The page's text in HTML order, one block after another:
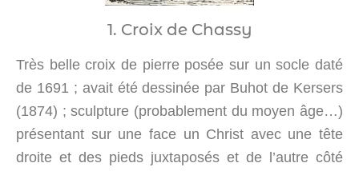
1. Croix de Chassy
Très belle croix de pierre posée sur un socle daté
de 1691 ; avait été dessinée par Buhot de Kersers
(1874) ; sculpture (probablement du moyen âge…)
présentant sur une face un Christ avec une tête
droite et des pieds juxtaposés et de l’autre côté